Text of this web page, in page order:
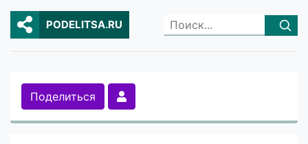
PODELITSA.RU
Поделиться